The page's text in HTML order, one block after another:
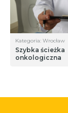
Kategoria: Wrocław
Szybka ścieżka
onkologiczna